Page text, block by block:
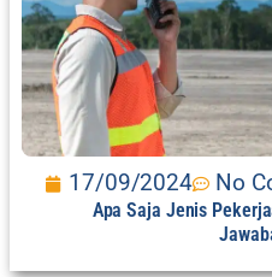
17/09/2024 No
Apa Saja Jenis